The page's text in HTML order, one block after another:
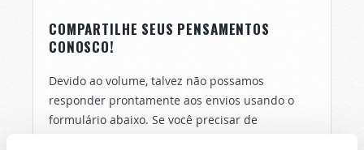
COMPARTILHE SEUS PENSAMENTOS
CONOSCO!
Devido ao volume, talvez não possamos
responder prontamente aos envios usando o
formulário abaixo. Se você precisar de